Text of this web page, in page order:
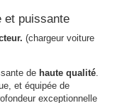
et puissante
(chargeur voiture
de haute qualité.
et équipée de
exceptionnelle